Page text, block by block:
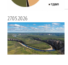
27.05.2026